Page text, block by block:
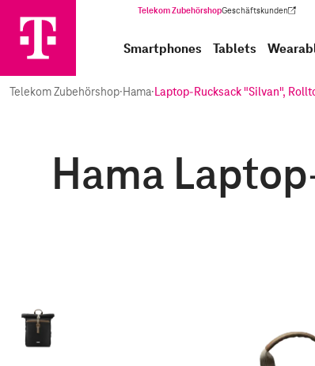
Telekom ZubehörshopGeschäftskunden
(Wird in einem neuen
Smartphones Tablets
Telekom Zubehörshop·Hama·Laptop-Rucksack "Silvan",
Hama